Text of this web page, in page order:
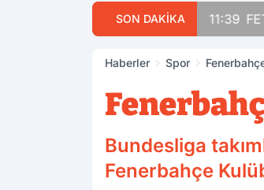
SON DAKİKA 11:39
Haberler Spor
Bundesliga
Fenerbahçe